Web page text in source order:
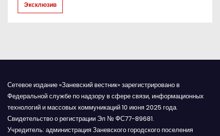
Эксклюзив
Сетевое издание «Заневский вестник» зарегистрировано в
Федеральной службе по надзору в сфере связи, информационных
технологий и массовых коммуникаций 10 июня 2025 года.
Свидетельство о регистрации Эл № ФС77-89681.
Учредитель: администрация Заневского городского поселения